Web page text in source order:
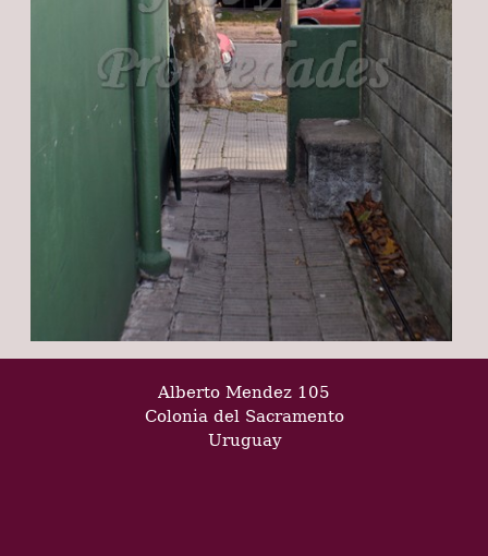
Alberto Mendez 105
Colonia del Sacramento
Uruguay